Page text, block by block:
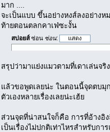
มาก ....
จะเป็นแบบ ขึ้นอย่างหงส์ลงอย่างห
ท้ายตอนตลกคาเฟ่ซะงั้น
สปอยส์ซ่อน ซ่อน:
สรุปว่ามาแย่งแมวตามที่เดาเล่นจ
แล้วขอพูดเลยน่ะ ในตอนนี้จุดตบมุก
ตัวเองหลายเรื่องเลยน่ะเฮ้ย
ส่วนจุดที่น่าสนใจก็คือ การที่อ้างอิง
เป็นเรื่องไม่ปกติเท่าไหรสำหรับกา